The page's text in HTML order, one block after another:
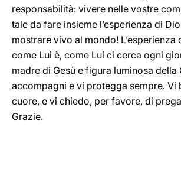
responsabilità: vivere nelle vostre
tale da fare insieme l’esperienza di
mostrare vivo al mondo! L’esperienza
come Lui è, come Lui ci cerca ogni
madre di Gesù e figura luminosa della
accompagni e vi protegga sempre. Vi
cuore, e vi chiedo, per favore, di
Grazie.